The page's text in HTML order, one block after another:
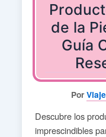
de la
Guía
Por
Descubre los
imprescindibles